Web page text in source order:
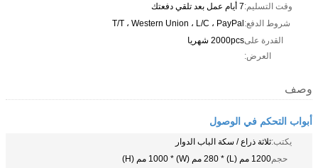
وقت التسليم:7 أيام عمل بعد تلقي دفعتك
شروط الدفع:T/T ، Western Union ، L/C ، PayPal
القدرة على
العرض:
2000pcs شهريا
وصف
أبواب التحكم في الوصول
يكتب:ثلاثة ذراع / سكة الباب الدوار
حجم1200 مم (L) * 280 مم (W) * 1000 مم (H)